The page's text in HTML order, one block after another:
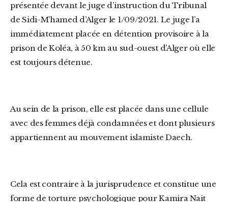
présentée devant le juge d’instruction du Tribunal
de Sidi-M’hamed d’Alger le 1/09/2021. Le juge l’a
immédiatement placée en détention provisoire à la
prison de Koléa, à 50 km au sud-ouest d’Alger où elle
est toujours détenue.
Au sein de la prison, elle est placée dans une cellule
avec des femmes déjà condamnées et dont plusieurs
appartiennent au mouvement islamiste Daech.
Cela est contraire à la jurisprudence et constitue une
forme de torture psychologique pour Kamira Nait